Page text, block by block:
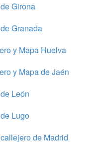
Girona
Granada
y Mapa Huelva
y Mapa de Jaén
León
Lugo
de Madrid